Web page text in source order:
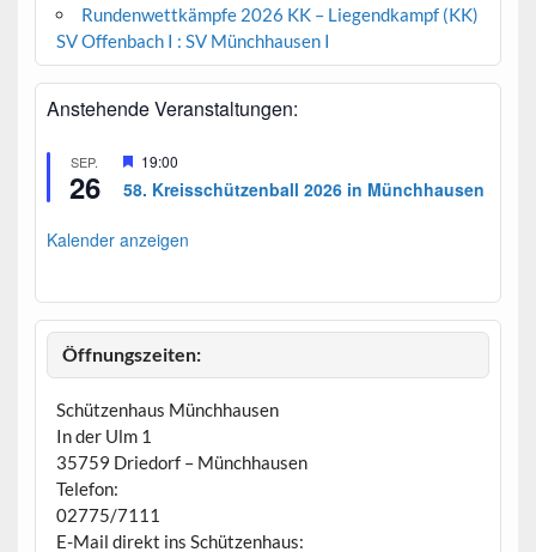
Rundenwettkämpfe 2026 KK – Liegendkampf (KK)
SV Offenbach I : SV Münchhausen I
Anstehende Veranstaltungen:
SEP.
26
H
r
o
o
b
19:00
58. Kreisschützenball 2026 in Münchhausen
Kalender anzeigen
Öffnungszeiten:
Schützenhaus Münchhausen
In der Ulm 1
35759 Driedorf – Münchhausen
Telefon:
02775/7111
E-Mail direkt ins Schützenhaus: